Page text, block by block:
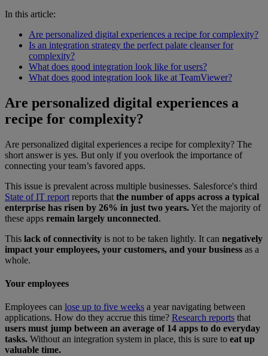
In this article:
Are personalized digital experiences a recipe for complexity?
Is an integration strategy the perfect palate cleanser for
complexity?
What does good integration look like for users?
What does good integration look like at TeamViewer?
Are personalized digital experiences a
recipe for complexity?
Are personalized digital experiences a recipe for complexity? The
short answer is yes. But only if you overlook the importance of
connecting your team’s favored apps.
This issue is prevalent across multiple businesses. Salesforce's third
State of IT report reports that the number of apps across a typical
enterprise has risen by 26% in just two years.Yet the majority of
these apps remain largely unconnected.
This lack of connectivity is not to be taken lightly. It can negatively
impact your employees, your customers, and your business as a
whole.
Your employees
Employees can lose up to five weeks a year navigating between
applications. How do they accrue this time? Research reports that
users must jump between an average of 14 apps to do everyday
tasks. Without an integration system in place, this is sure to eat up
valuable time.